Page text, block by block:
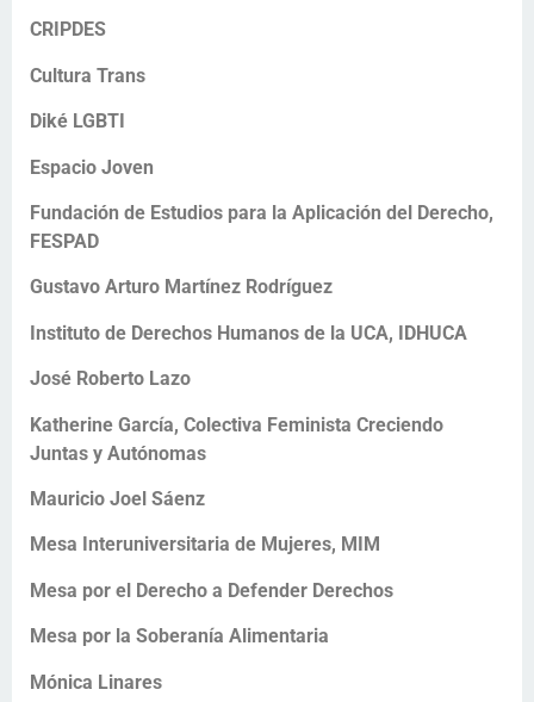
CRIPDES
Cultura Trans
Diké LGBTI
Espacio Joven
Fundación de Estudios para la Aplicación del Derecho,
FESPAD
Gustavo Arturo Martínez Rodríguez
Instituto de Derechos Humanos de la UCA, IDHUCA
José Roberto Lazo
Katherine García, Colectiva Feminista Creciendo
Juntas y Autónomas
Mauricio Joel Sáenz
Mesa Interuniversitaria de Mujeres, MIM
Mesa por el Derecho a Defender Derechos
Mesa por la Soberanía Alimentaria
Mónica Linares